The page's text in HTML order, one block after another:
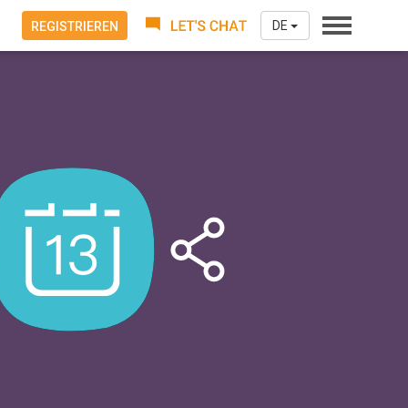
REGISTRIEREN DE